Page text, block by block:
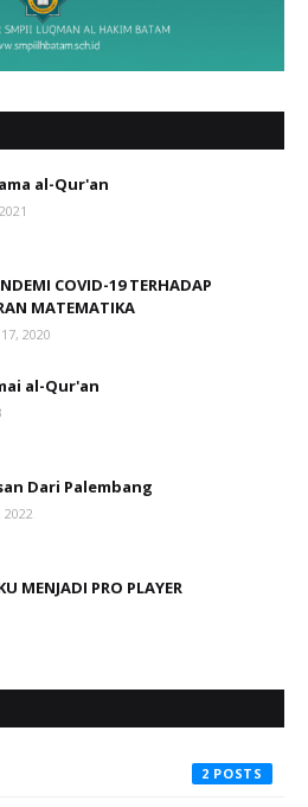
al-Qur'an
COVID-19 TERHADAP
MATEMATIKA
2020
al-Qur'an
Dari Palembang
MENJADI PRO PLAYER
2